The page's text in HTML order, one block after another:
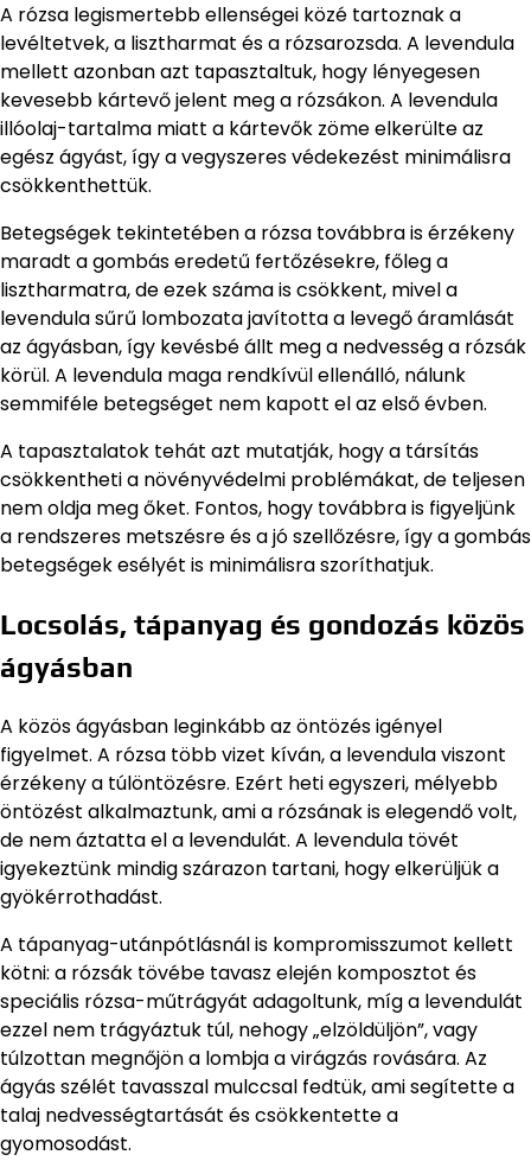
A rózsa legismertebb ellenségei közé tartoznak a
levéltetvek, a lisztharmat és a rózsarozsda. A levendula
mellett azonban azt tapasztaltuk, hogy lényegesen
kevesebb kártevő jelent meg a rózsákon. A levendula
illóolaj-tartalma miatt a kártevők zöme elkerülte az
egész ágyást, így a vegyszeres védekezést minimálisra
csökkenthettük.
Betegségek tekintetében a rózsa továbbra is érzékeny
maradt a gombás eredetű fertőzésekre, főleg a
lisztharmatra, de ezek száma is csökkent, mivel a
levendula sűrű lombozata javította a levegő áramlását
az ágyásban, így kevésbé állt meg a nedvesség a rózsák
körül. A levendula maga rendkívül ellenálló, nálunk
semmiféle betegséget nem kapott el az első évben.
A tapasztalatok tehát azt mutatják, hogy a társítás
csökkentheti a növényvédelmi problémákat, de teljesen
nem oldja meg őket. Fontos, hogy továbbra is figyeljünk
a rendszeres metszésre és a jó szellőzésre, így a gombás
betegségek esélyét is minimálisra szoríthatjuk.
Locsolás, tápanyag és gondozás közös
ágyásban
A közös ágyásban leginkább az öntözés igényel
figyelmet. A rózsa több vizet kíván, a levendula viszont
érzékeny a túlöntözésre. Ezért heti egyszeri, mélyebb
öntözést alkalmaztunk, ami a rózsának is elegendő volt,
de nem áztatta el a levendulát. A levendula tövét
igyekeztünk mindig szárazon tartani, hogy elkerüljük a
gyökérrothadást.
A tápanyag-utánpótlásnál is kompromisszumot kellett
kötni: a rózsák tövébe tavasz elején komposztot és
speciális rózsa-műtrágyát adagoltunk, míg a levendulát
ezzel nem trágyáztuk túl, nehogy „elzöldüljön”, vagy
túlzottan megnőjön a lombja a virágzás rovására. Az
ágyás szélét tavasszal mulccsal fedtük, ami segítette a
talaj nedvességtartását és csökkentette a
gyomosodást.